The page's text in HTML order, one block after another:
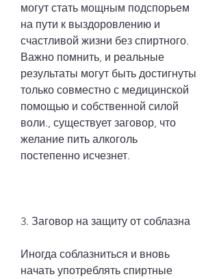
могут стать мощным подспорьем
на пути к выздоровлению и
счастливой жизни без спиртного.
Важно помнить, и реальные
результаты могут быть достигнуты
только совместно с медицинской
помощью и собственной силой
воли., существует заговор, что
желание пить алкоголь
постепенно исчезнет.
3. Заговор на защиту от соблазна
Иногда соблазниться и вновь
начать употреблять спиртные